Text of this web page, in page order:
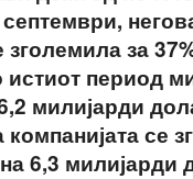
за
период
милијарди
се
6,3 милијарди